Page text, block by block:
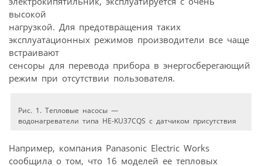
высокой
нагрузкой. Для предотвращения таких
эксплуатационных режимов производители все чаще
встраивают
сенсоры для перевода прибора в энергосберегающий
режим при отсутствии пользователя.
Рис. 1. Тепловые насосы —
водонагреватели типа HE-KU37CQS с датчиком присутствия
Например, компания Panasonic Electric Works
сообщила о том, что 16 моделей ее тепловых